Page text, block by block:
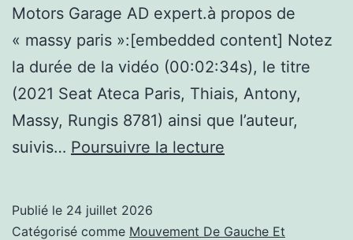
Motors Garage AD expert.à propos de
« massy paris »:[embedded content] Notez
la durée de la vidéo (00:02:34s), le titre
(2021 Seat Ateca Paris, Thiais, Antony,
Massy, Rungis 8781) ainsi que l’auteur,
suivis… Poursuivre la lecture
Seat
Publié le 24 juillet 2026
Catégorisé comme Mouvement De Gauche Et